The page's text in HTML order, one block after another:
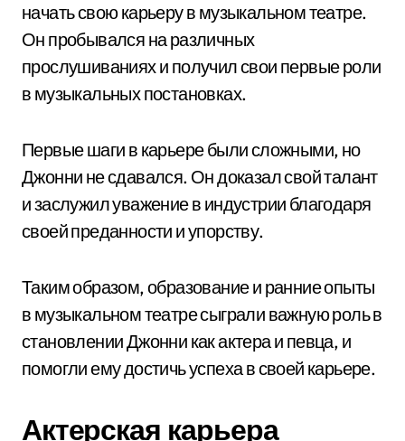
начать свою карьеру в музыкальном театре.
Он пробывался на различных
прослушиваниях и получил свои первые роли
в музыкальных постановках.
Первые шаги в карьере были сложными, но
Джонни не сдавался. Он доказал свой талант
и заслужил уважение в индустрии благодаря
своей преданности и упорству.
Таким образом, образование и ранние опыты
в музыкальном театре сыграли важную роль в
становлении Джонни как актера и певца, и
помогли ему достичь успеха в своей карьере.
Актерская карьера